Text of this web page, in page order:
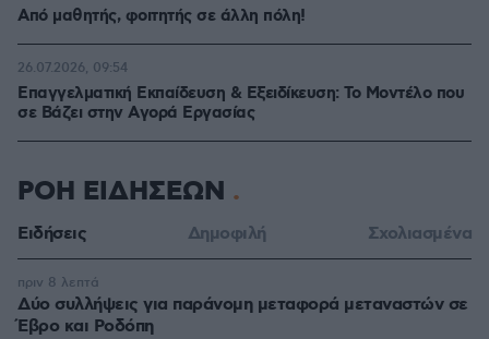
Από μαθητής, φοιτητής σε άλλη πόλη!
Επαγγελματική Εκπαίδευση & Εξειδίκευση: Το Mοντέλο που
σε Bάζει στην Aγορά Eργασίας
26.07.2026, 09:54
ΡΟΗ ΕΙΔΗΣΕΩΝ
Ειδήσεις Δημοφιλή Σχολιασμένα
Δύο συλλήψεις για παράνομη μεταφορά μεταναστών σε
Έβρο και Ροδόπη
πριν 8 λεπτά